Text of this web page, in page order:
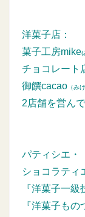
洋菓子店：
菓子工房mike(
チョコレート
御饌cacao （み
2店舗を営ん
パティシエ・
ショコラティ
『洋菓子一級
『洋菓子も